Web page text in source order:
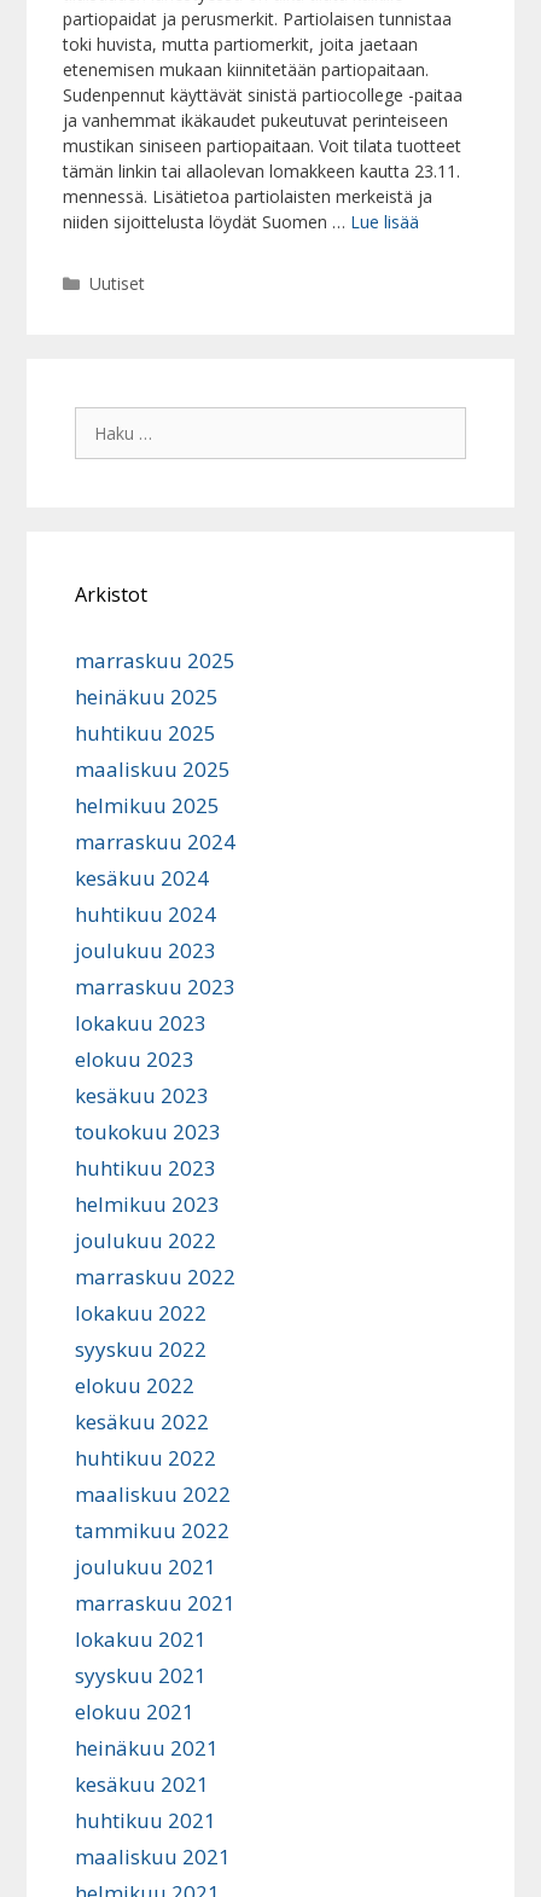
partiopaidat ja perusmerkit. Partiolaisen tunnistaa
toki huvista, mutta partiomerkit, joita jaetaan
etenemisen mukaan kiinnitetään partiopaitaan.
Sudenpennut käyttävät sinistä partiocollege -paitaa
ja vanhemmat ikäkaudet pukeutuvat perinteiseen
mustikan siniseen partiopaitaan. Voit tilata tuotteet
tämän linkin tai allaolevan lomakkeen kautta 23.11.
mennessä. Lisätietoa partiolaisten merkeistä ja
niiden sijoittelusta löydät Suomen … Lue lisää
Kategoriat
Uutiset
Haku:
Arkistot
marraskuu 2025
heinäkuu 2025
huhtikuu 2025
maaliskuu 2025
helmikuu 2025
marraskuu 2024
kesäkuu 2024
huhtikuu 2024
joulukuu 2023
marraskuu 2023
lokakuu 2023
elokuu 2023
kesäkuu 2023
toukokuu 2023
huhtikuu 2023
helmikuu 2023
joulukuu 2022
marraskuu 2022
lokakuu 2022
syyskuu 2022
elokuu 2022
kesäkuu 2022
huhtikuu 2022
maaliskuu 2022
tammikuu 2022
joulukuu 2021
marraskuu 2021
lokakuu 2021
syyskuu 2021
elokuu 2021
heinäkuu 2021
kesäkuu 2021
huhtikuu 2021
maaliskuu 2021